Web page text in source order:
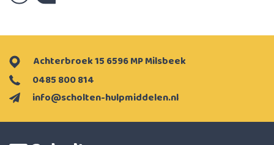
info@scholten-hulpmiddelen.nl
0485 800 814
Achterbroek 15 6596 MP Milsbeek